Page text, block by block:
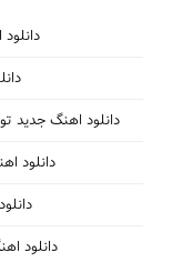
دانلود اهنگ
دانلود
دانلود